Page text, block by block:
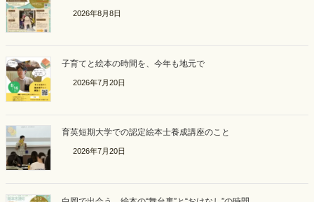
2026年8月8日
子育てと絵本の時間を、今年も地元で
2026年7月20日
育英短期大学での認定絵本士養成講座のこと
2026年7月20日